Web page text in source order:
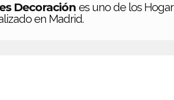
Decoración es uno de los Hogar
en Madrid.